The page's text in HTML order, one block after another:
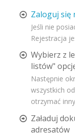
Zaloguj się
Jeśli nie
Rejestracja
Wybierz z
listów"
Następnie
wszystkich
otrzymać
Załaduj
adresatów